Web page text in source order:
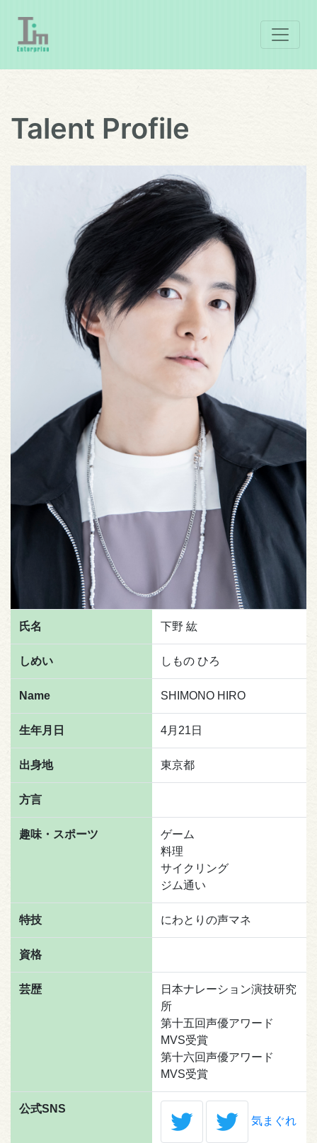
Talent Profile
氏名 下野 紘
しめい しもの ひろ
Name SHIMONO HIRO
生年月日 4月21日
出身地 東京都
方言
趣味・スポーツ
ゲーム
料理
サイクリング
ジム通い
特技 にわとりの声マネ
資格
芸歴
日本ナレーション演技研究
所
第十五回声優アワード
MVS受賞
第十六回声優アワード
MVS受賞
公式SNS
気まぐれ